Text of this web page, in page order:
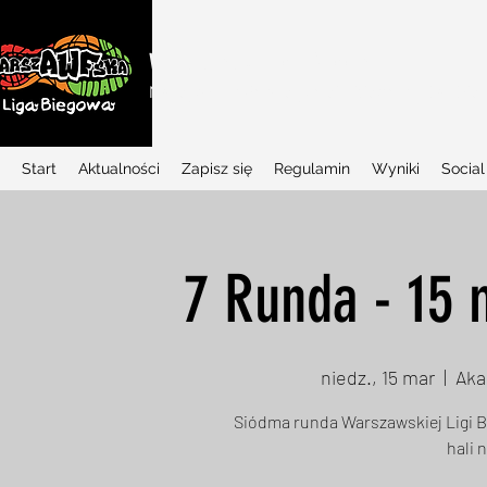
WARSZAWSKA LIGA BIEGOWA
Najlepszy w Polsce projekt biegowy dla
Start Aktualności Zapisz się Regulamin Wyniki
7 Runda - 15
niedz., 15 mar
  |
Siódma runda Warszawskiej Ligi
hali